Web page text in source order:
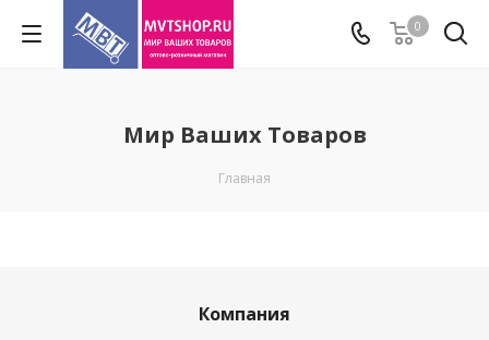
0
Мир Ваших Товаров
Главная
Компания